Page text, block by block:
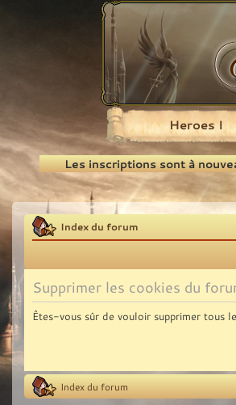
Recherche
Heroes I
Les inscriptions sont à
Index du forum
Supprimer les cookies du
Êtes-vous sûr de vouloir supprimer tous
Index du forum